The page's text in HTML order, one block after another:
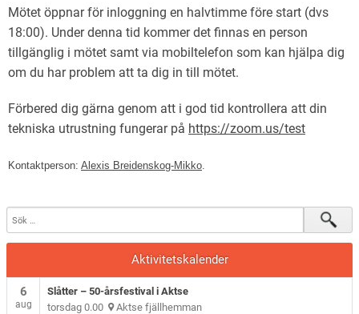
Mötet öppnar för inloggning en halvtimme före start (dvs
18:00). Under denna tid kommer det finnas en person
tillgänglig i mötet samt via mobiltelefon som kan hjälpa dig
om du har problem att ta dig in till mötet.
Förbered dig gärna genom att i god tid kontrollera att din
tekniska utrustning fungerar på https://zoom.us/test
Kontaktperson: Alexis Breidenskog-Mikko.
Aktivitetskalender
6
aug
Slåtter – 50-årsfestival i Aktse
torsdag 0.00 Aktse fjällhemman